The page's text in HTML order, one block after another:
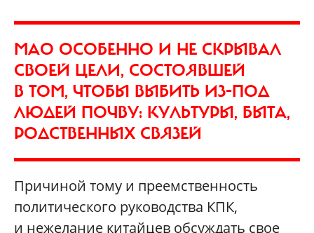
МАО ОСОБЕННО И НЕ СКРЫВАЛ
СВОЕЙ ЦЕЛИ, СОСТОЯВШЕЙ
В ТОМ, ЧТОБЫ ВЫБИТЬ ИЗ-ПОД
ЛЮДЕЙ ПОЧВУ: КУЛЬТУРЫ, БЫТА,
РОДСТВЕННЫХ СВЯЗЕЙ
Причиной тому и преемственность
политического руководства КПК,
и нежелание китайцев обсуждать свое